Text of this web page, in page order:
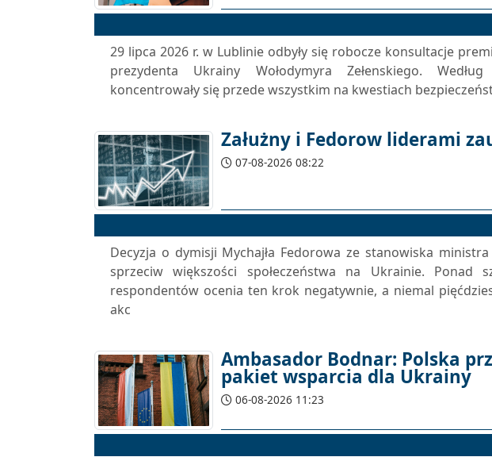
29 lipca 2026 r. w Lublinie odbyły się robocze konsultacje
prezydenta Ukrainy Wołodymyra Zełenskiego.
koncentrowały się przede wszystkim na kwestiach
Załużny i Fedorow liderami
07-08-2026 08:22
Decyzja o dymisji Mychajła Fedorowa ze stanowiska
sprzeciw większości społeczeństwa na Ukrainie. Ponad
respondentów ocenia ten krok negatywnie, a niemal
akc
Ambasador Bodnar: Polska
pakiet wsparcia dla Ukrainy
06-08-2026 11:23